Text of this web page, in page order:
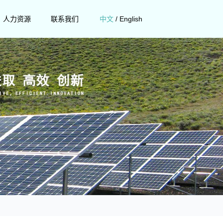
人力资源 联系我们 中文 / English